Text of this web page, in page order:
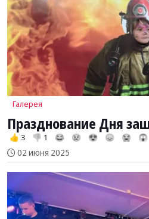
Галерея
Празднование Дня
👍 3 👎 1 😂 😢 😍 😞 😭 😱
02 июня 2025